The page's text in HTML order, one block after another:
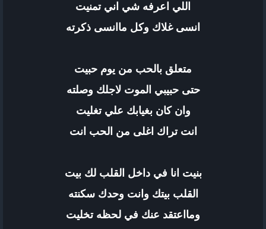
اللي اعرفه شي اني تمنيت
انسى غلاك وكل ماانسى ذكرته
متعلق بالحب من يوم حبيت
حتى حبيبي الموت لاجلك وصلته
وان كان بغيابك علي تغليت
انت تراك اغلى من الحب انت
بنيت انا في داخل القلب لك بيت
القلب بيتك وانت وحدك سكنته
ومااعتقد عنك في لحظه تخليت